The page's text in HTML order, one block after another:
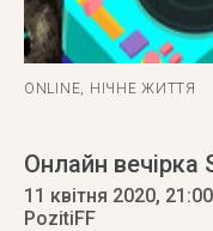
ONLINE, НІЧНЕ ЖИТТЯ
Онлайн вечірка
11 квітня 2020, 21:00
PozitiFF